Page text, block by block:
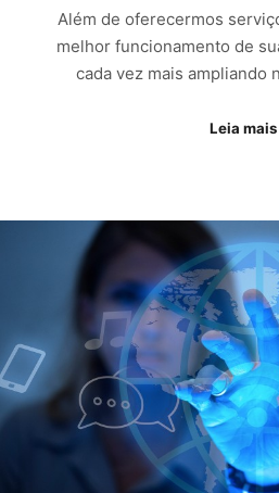
Além de oferecermos
melhor funcionamento de
cada vez mais ampliando
Leia mais